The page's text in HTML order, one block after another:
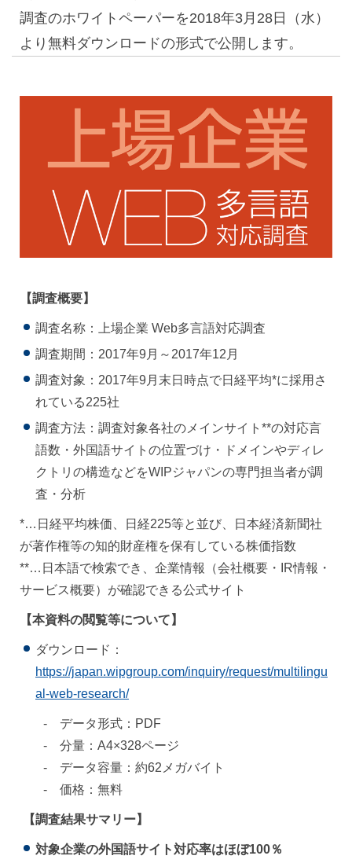
調査のホワイトペーパーを2018年3月28日（水）
より無料ダウンロードの形式で公開します。
【調査概要】
調査名称：上場企業 Web多言語対応調査
調査期間：2017年9月～2017年12月
調査対象：2017年9月末日時点で日経平均*に採用さ
れている225社
調査方法：調査対象各社のメインサイト**の対応言
語数・外国語サイトの位置づけ・ドメインやディレ
クトリの構造などをWIPジャパンの専門担当者が調
査・分析
*…日経平均株価、日経225等と並び、日本経済新聞社
が著作権等の知的財産権を保有している株価指数
**…日本語で検索でき、企業情報（会社概要・IR情報・
サービス概要）が確認できる公式サイト
【本資料の閲覧等について】
ダウンロード：
https://japan.wipgroup.com/inquiry/request/multilingu
al-web-research/
- データ形式：PDF
- 分量：A4×328ページ
- データ容量：約62メガバイト
- 価格：無料
【調査結果サマリー】
対象企業の外国語サイト対応率はほぼ100％